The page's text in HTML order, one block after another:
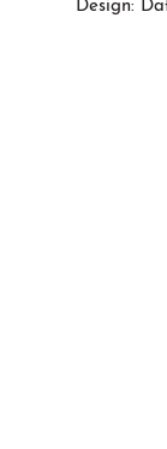
Design: